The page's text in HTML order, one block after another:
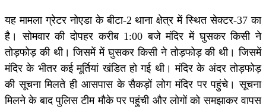
यह मामला ग्रेटर नोएडा के बीटा-2 थाना क्षेत्र में स्थित सेक्टर-37 का
है। सोमवार की दोपहर करीब 1:00 बजे मंदिर में घुसकर किसी ने
तोड़फोड़ की थी। जिसमें में घुसकर किसी ने तोड़फोड़ की थी। जिसमें
मंदिर के भीतर कई मूर्तियां खंडित हो गई थी। मंदिर के अंदर तोड़फोड़
की सूचना मिलते ही आसपास के सैकड़ों लोग मंदिर पर पहुंचे। सूचना
मिलने के बाद पुलिस टीम मौके पर पहुंची और लोगों को समझाकर वापस